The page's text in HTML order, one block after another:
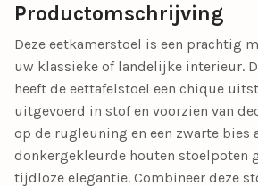
Productomschrijving
Deze eetkamerstoel is een prachtig
uw klassieke of landelijke interieur.
heeft de eettafelstoel een chique
uitgevoerd in stof en voorzien van
op de rugleuning en een zwarte bies
donkergekleurde houten stoelpoten
tijdloze elegantie. Combineer deze